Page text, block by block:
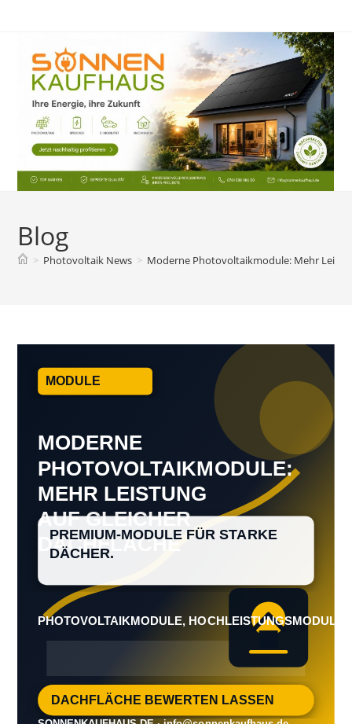
Blog
> Photovoltaik News > Moderne Photovoltaikmodule: Mehr